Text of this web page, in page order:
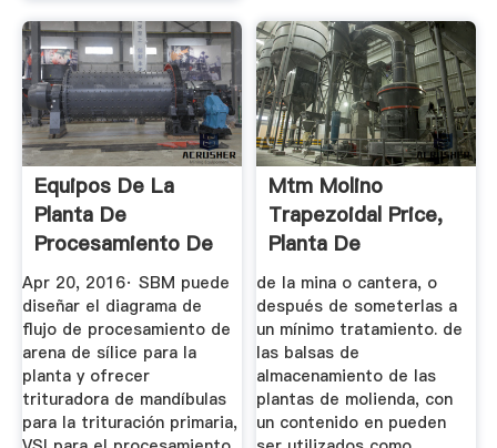
Equipos De La
Planta De
Procesamiento De
Arena De Sílice ...
Apr 20, 2016· SBM puede
diseñar el diagrama de
flujo de procesamiento de
arena de sílice para la
planta y ofrecer
trituradora de mandíbulas
para la trituración primaria,
Mtm Molino
Trapezoidal Price,
Planta De
Procesamiento De
...
de la mina o cantera, o
después de someterlas a
un mínimo tratamiento. de
las balsas de
almacenamiento de las
plantas de molienda, con
un contenido en pueden